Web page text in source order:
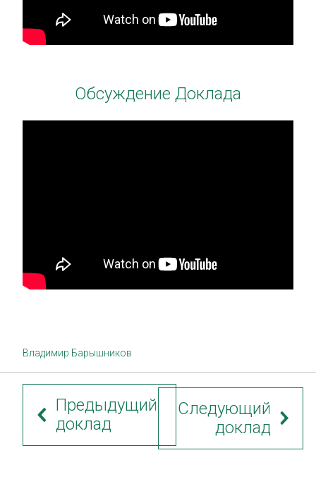
Обсуждение Доклада
Владимир Барышников
Предыдущий
доклад
Следующий
доклад